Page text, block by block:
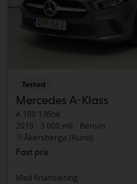
Testad
Mercedes A-Klass
A 180 136hk
2019
3 000 mil
Bensin
Åkersberga (Runö)
Fast pris
Med finansiering